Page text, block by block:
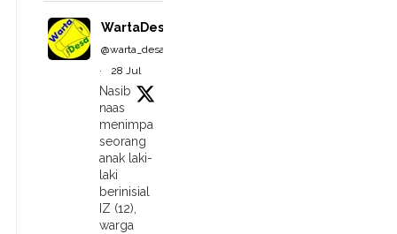
WartaDesa
@warta_desa
·
28 Jul
Nasib
naas
menimpa
seorang
anak laki-
laki
berinisial
IZ (12),
warga